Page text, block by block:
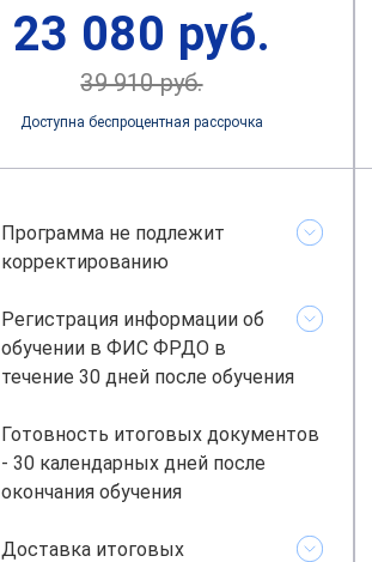
23 080 руб.
39 910 руб.
Доступна беспроцентная рассрочка
Программа не подлежит
корректированию
Регистрация информации об
обучении в ФИС ФРДО в
течение 30 дней после обучения
Готовность итоговых документов
- 30 календарных дней после
окончания обучения
Доставка итоговых